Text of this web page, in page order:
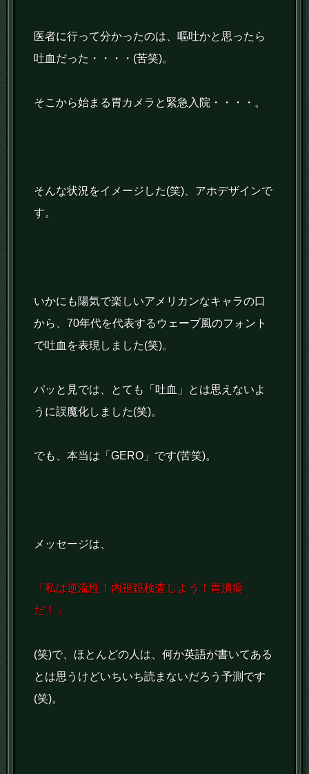
医者に行って分かったのは、嘔吐かと思ったら
吐血だった・・・・(苦笑)。
そこから始まる胃カメラと緊急入院・・・・。
そんな状況をイメージした(笑)、アホデザインで
す。
いかにも陽気で楽しいアメリカンなキャラの口
から、70年代を代表するウェーブ風のフォント
で吐血を表現しました(笑)。
パッと見では、とても「吐血」とは思えないよ
うに誤魔化しました(笑)。
でも、本当は「GERO」です(苦笑)。
メッセージは、
「私は逆流性！内視鏡検査しよう！胃潰瘍
だ！」
(笑)で、ほとんどの人は、何か英語が書いてある
とは思うけどいちいち読まないだろう予測です
(笑)。